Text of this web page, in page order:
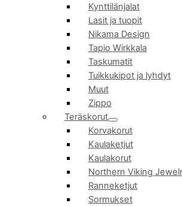
Kynttilänjalat
Lasit ja tuopit
Nikama Design
Tapio Wirkkala
Taskumatit
Tuikkukipot ja lyhdyt
Muut
Zippo
Teräskorut
Korvakorut
Kaulaketjut
Kaulakorut
Northern Viking
Ranneketjut
Sormukset